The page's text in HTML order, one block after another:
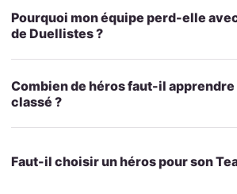
Pourquoi mon équipe perd-elle
de Duellistes ?
Combien de héros faut-il apprendre
classé ?
Faut-il choisir un héros pour son